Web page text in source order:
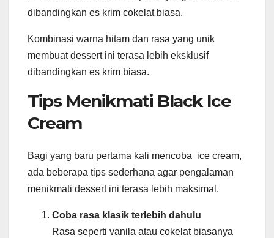
dibandingkan es krim cokelat biasa.
Kombinasi warna hitam dan rasa yang unik
membuat dessert ini terasa lebih eksklusif
dibandingkan es krim biasa.
Tips Menikmati Black Ice
Cream
Bagi yang baru pertama kali mencoba ice cream,
ada beberapa tips sederhana agar pengalaman
menikmati dessert ini terasa lebih maksimal.
Coba rasa klasik terlebih dahulu
Rasa seperti vanila atau cokelat biasanya